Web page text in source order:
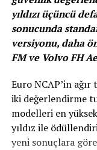
nedeniyle kritik
cephede mücadele
görevlileri, temel
gibi bu dönemde
araçlarımız var.
yıldızı üçüncü
sonucunda
versiyonu, daha
FM ve Volvo FH
Euro NCAP’in
iki değerlendirme
modelleri en
yıldız ile
yeni sonuçlara